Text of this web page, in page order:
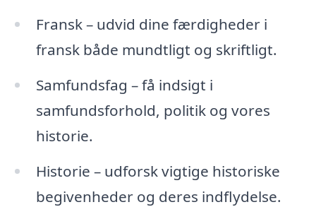
Fransk – udvid dine færdigheder i
fransk både mundtligt og skriftligt.
Samfundsfag – få indsigt i
samfundsforhold, politik og vores
historie.
Historie – udforsk vigtige historiske
begivenheder og deres indflydelse.